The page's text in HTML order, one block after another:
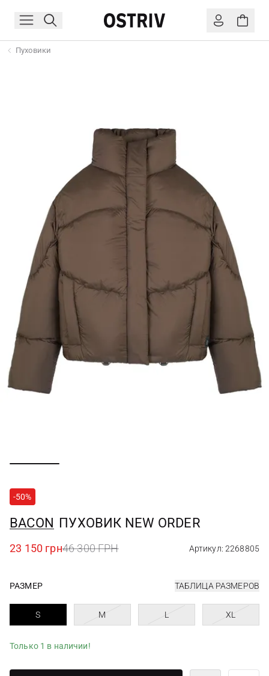
Пуховики
-50%
BACON ПУХОВИК NEW ORDER
23 150 грн46 300 ГРН Артикул: 2268805
РАЗМЕР ТАБЛИЦА РАЗМЕРОВ
S M L XL
Только 1 в наличии!